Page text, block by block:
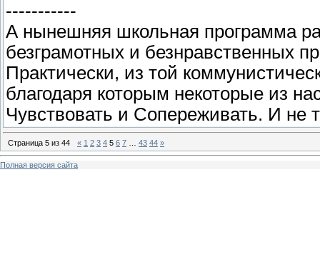
-----------
А нынешняя школьная программа
безграмотных и безнравственных
Практически, из той
благодаря которым некоторые из
Чувствовать и Сопереживать. И не
Страница 5 из 44 « 1 2 3 4 5 6 7 43 44 »
Полная версия сайта